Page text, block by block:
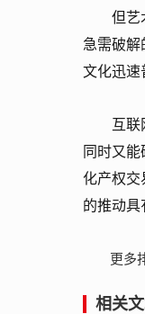
但艺
急需破解
文化迅速
互联
同时又
化产权交
的推动具
更多
相关